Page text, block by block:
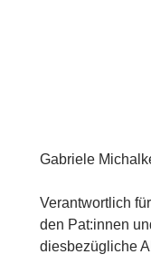
Gabriele
Verantwortlich
den Pat:innen
diesbezügliche